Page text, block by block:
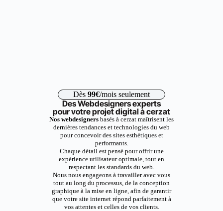
Dès 99€/mois seulement
Des Webdesigners experts
pour votre projet digital à cerzat
Nos webdesigners basés à cerzat maîtrisent les
dernières tendances et technologies du web
pour concevoir des sites esthétiques et
performants.
Chaque détail est pensé pour offrir une
expérience utilisateur optimale, tout en
respectant les standards du web.
Nous nous engageons à travailler avec vous
tout au long du processus, de la conception
graphique à la mise en ligne, afin de garantir
que votre site internet répond parfaitement à
vos attentes et celles de vos clients.